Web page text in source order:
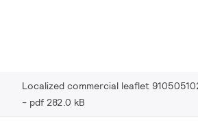
Localized commercial leaflet
pdf 282.0 kB